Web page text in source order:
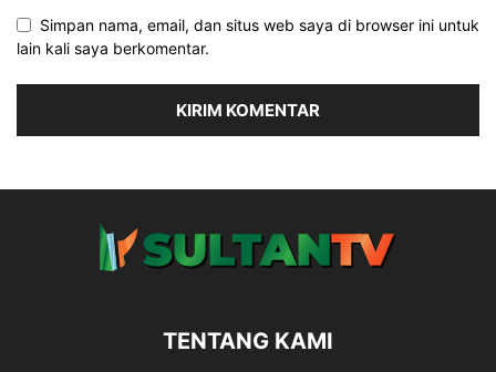
Simpan nama, email, dan situs web saya di browser ini untuk
lain kali saya berkomentar.
TENTANG KAMI